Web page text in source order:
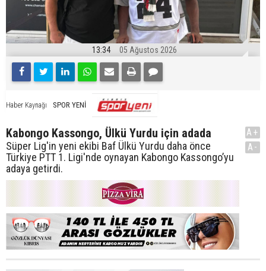
13:34 05 Ağustos 2026
Haber Kaynağı SPOR YENİ
Kabongo Kassongo, Ülkü Yurdu için adada
Süper Lig'in yeni ekibi Baf Ülkü Yurdu daha önce
Türkiye PTT 1. Ligi'nde oynayan Kabongo Kassongo’yu
adaya getirdi.
A+
A-